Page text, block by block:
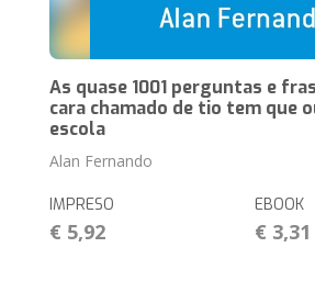
As quase 1001 perguntas e
cara chamado de tio tem que
escola
Alan Fernando
IMPRESO
€ 5,92
EBOOK
€ 3,31